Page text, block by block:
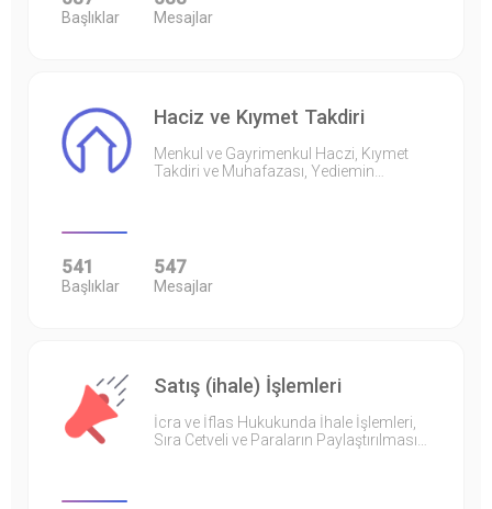
Başlıklar Mesajlar
Haciz ve Kıymet Takdiri
Menkul ve Gayrimenkul Haczi, Kıymet
Takdiri ve Muhafazası, Yediemin…
541
Başlıklar
547
Mesajlar
Satış (ihale) İşlemleri
İcra ve İflas Hukukunda İhale İşlemleri,
Sıra Cetveli ve Paraların Paylaştırılması…